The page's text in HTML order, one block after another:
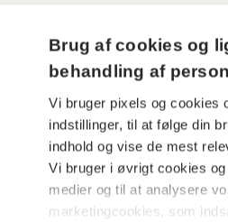
Brug af cookies og
behandling af
Vi bruger pixels og cookies
indstillinger, til at følge din
indhold og vise de mest
Vi bruger i øvrigt cookies
medier og til at analysere
marketingcookies, som
AP Pension
Sundkrogsgade 29
2150 Nordhavn
CVR nr 18 53 08 99